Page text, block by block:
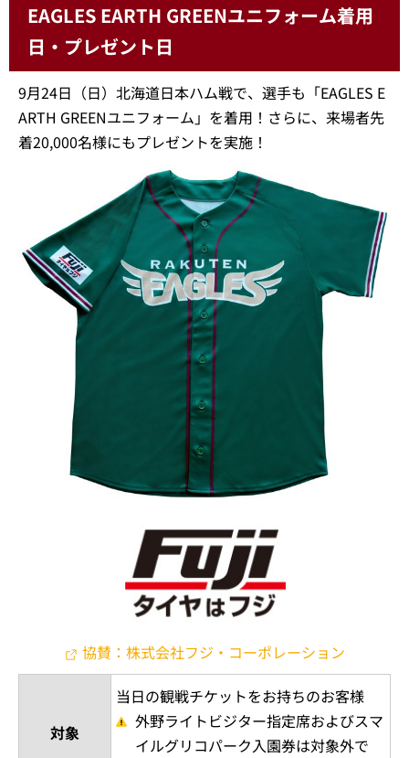
EAGLES EARTH GREENユニフォーム着用
日・プレゼント日
9月24日（日）北海道日本ハム戦で、選手も「EAGLES E
ARTH GREENユニフォーム」を着用！さらに、来場者先
着20,000名様にもプレゼントを実施！
協賛：株式会社フジ・コーポレーション
対象
当日の観戦チケットをお持ちのお客様
外野ライトビジター指定席およびスマ
イルグリコパーク入園券は対象外で